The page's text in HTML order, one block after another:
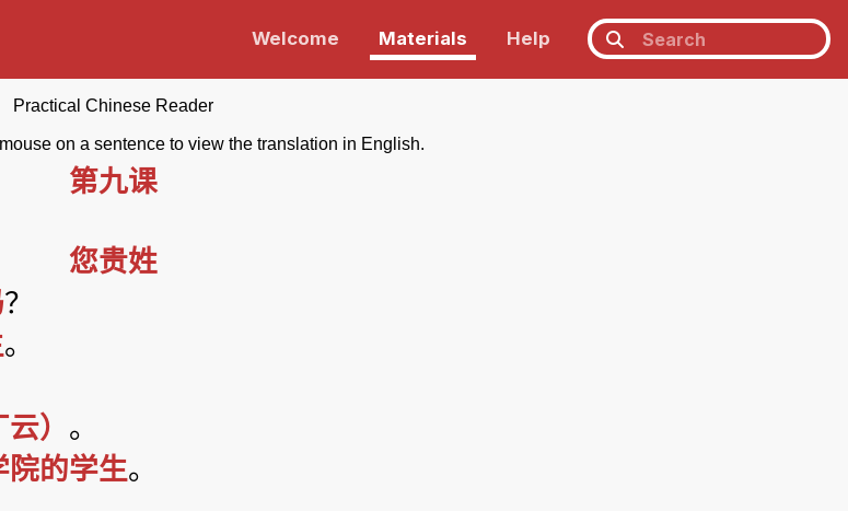
Welcome Materials Help
Practical Chinese Reader
on a sentence to view the translation in English.
第九课
您贵姓
？
。
云） 。
院的学生。